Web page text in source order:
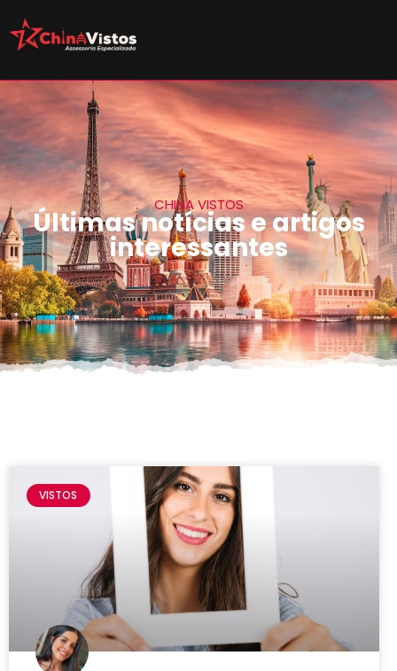
CHINA VISTOS
Últimas notícias e artigos
interessantes
VISTOS